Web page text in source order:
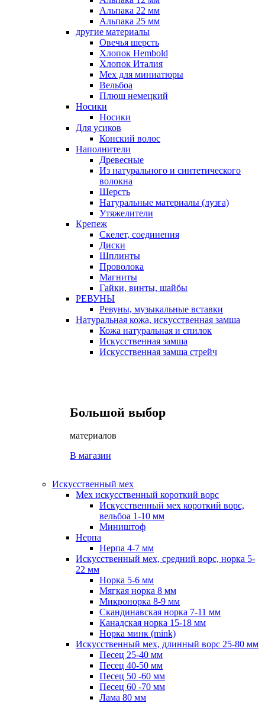
Альпака 22 мм
Альпака 25 мм
другие материалы
Овечья шерсть
Хлопок Hembold
Хлопок Италия
Мех для миниатюры
Вельбоа
Плюш немецкий
Носики
Носики
Для усиков
Конский волос
Наполнители
Древесные
Из натурального и синтетического
волокна
Шерсть
Натуральные материалы (лузга)
Утяжелители
Крепеж
Скелет, соединения
Диски
Шплинты
Проволока
Магниты
Гайки, винты, шайбы
РЕВУНЫ
Ревуны, музыкальные вставки
Натуральная кожа, искусственная замша
Кожа натуральная и спилок
Искусственная замша
Искусственная замша стрейч
Большой выбор
материалов
В магазин
Искусственный мех
Мех искусственный короткий ворс
Искусственный мех короткий ворс,
вельбоа 1-10 мм
Миништоф
Нерпа
Нерпа 4-7 мм
Искусственный мех, средний ворс, норка 5-
22 мм
Норка 5-6 мм
Мягкая норка 8 мм
Микронорка 8-9 мм
Скандинавская норка 7-11 мм
Канадская норка 15-18 мм
Норка минк (mink)
Искусственный мех, длинный ворс 25-80 мм
Песец 25-40 мм
Песец 40-50 мм
Песец 50 -60 мм
Песец 60 -70 мм
Лама 80 мм